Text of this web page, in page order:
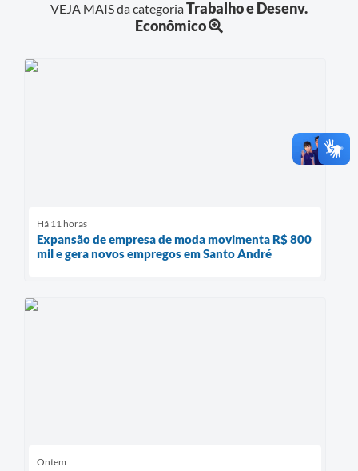
VEJA MAIS da categoriaTrabalho e Desenv.
Econômico
Há 11 horas
Expansão de empresa de moda movimenta R$ 800
mil e gera novos empregos em Santo André
Ontem